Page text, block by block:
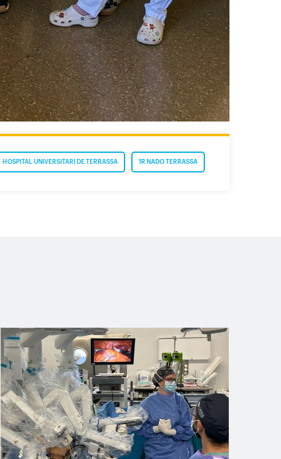
1R NADO TERRASSA
HOSPITAL UNIVERSITARI DE TERRASSA